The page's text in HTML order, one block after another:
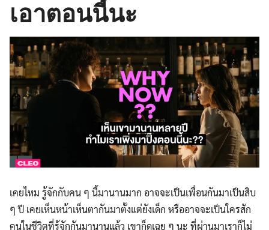
เอาตอนนี้นะ
เคยไหม รู้จักกับคน ๆ นี้มานานมาก อาจจะเป็นเพื่อนกันมาเป็นสิบ
ๆ ปี เคยเห็นหน้าเห็นตากันมาตั้งแต่ยังเด็ก หรืออาจจะเป็นใครสัก
คนในชีวิตที่รู้จักกันมานานแล้ว เขาก็ดูเฉย ๆ นะ ที่ผ่านมาเราก็ไม่